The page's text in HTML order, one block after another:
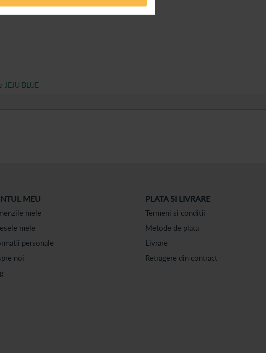
JEJU BLUE
MEU
mele
mele
personale
noi
PLATA SI LIVRARE
Termeni si conditii
Metode de plata
Livrare
Retragere din contract